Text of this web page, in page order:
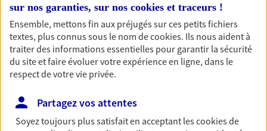
Accompagner les
professionnels et les
entreprises
bâtissons ensemble des solutions cohérentes pour
protéger votre activité, vos collaborateurs... mais aussi
sur nos garanties, sur nos cookies et traceurs !
Ensemble, mettons fin aux préjugés sur ces petits fichiers
textes, plus connus sous le nom decookies. Ils nous aident à
traiter des informations essentielles pour garantir la sécurité
du site et faire évoluer votre expérience en ligne, dans le
respect de votre vie privée.
Partagez vos attentes
Soyez toujours plus satisfait en acceptant lescookiesde